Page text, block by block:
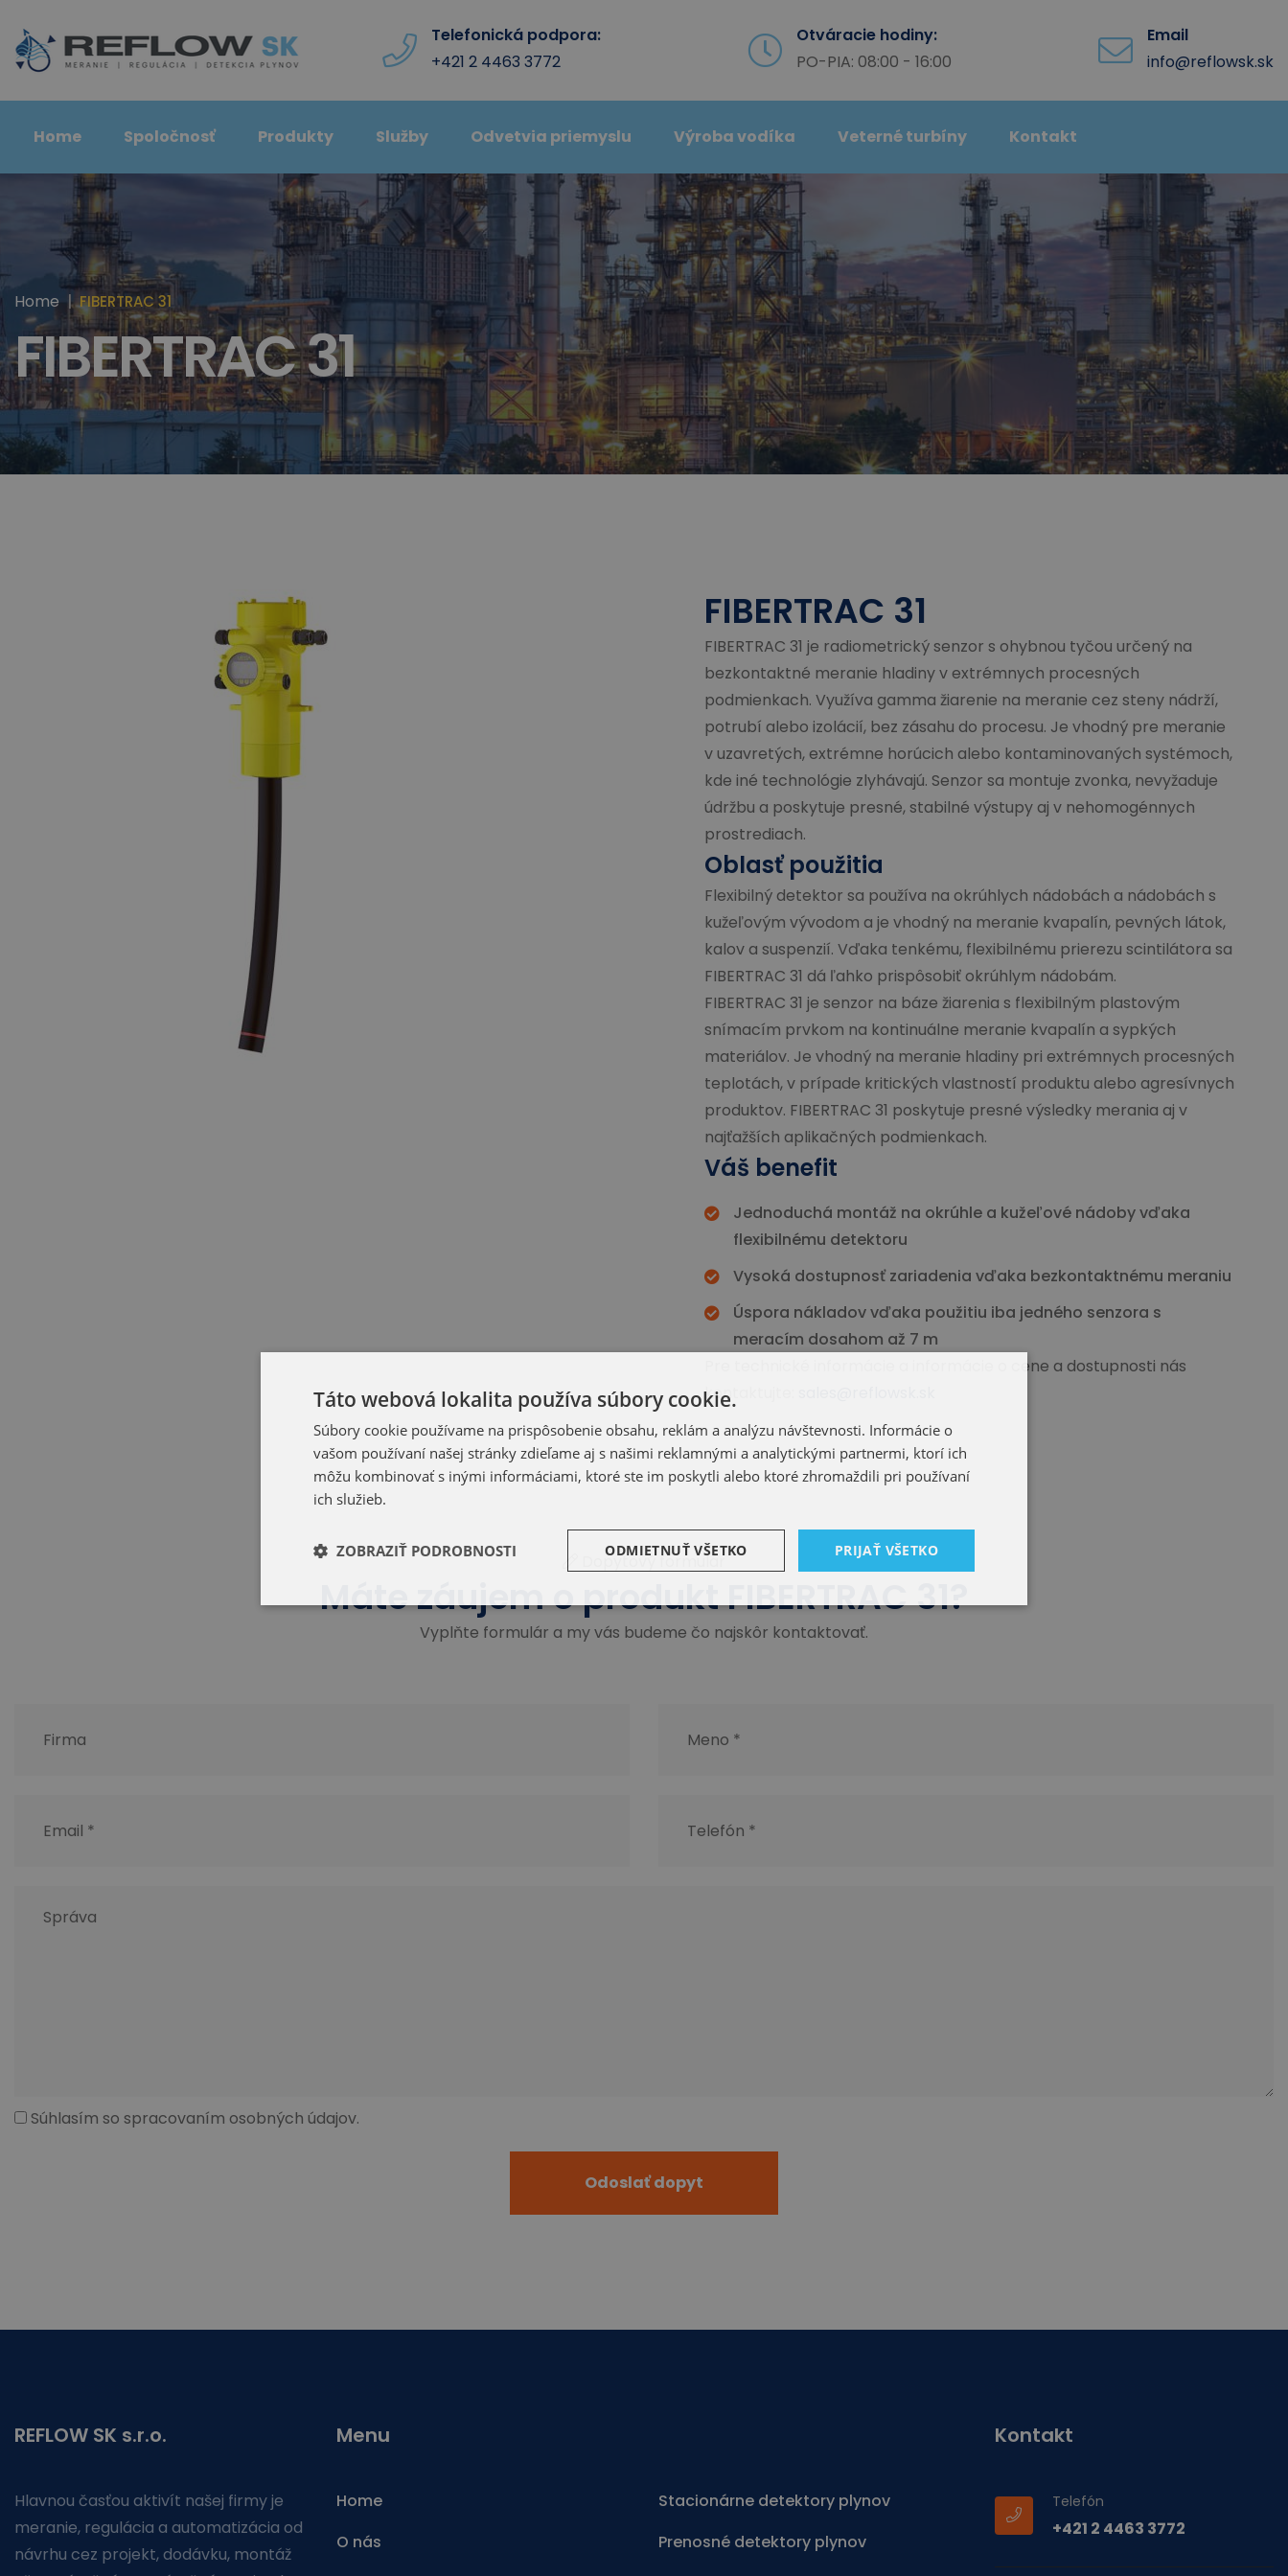
Telefonická podpora:
+421 2 4463 3772
Otváracie hodiny:
PO-PIA: 08:00 - 16:00
Email
info@reflowsk.sk
Home Spoločnosť Produkty Služby Odvetvia priemyslu Výroba vodíka Veterné turbíny Kontakt
Home FIBERTRAC 31
FIBERTRAC 31
FIBERTRAC 31
FIBERTRAC 31 je radiometrický senzor s ohybnou tyčou určený na
bezkontaktné meranie hladiny v extrémnych procesných
podmienkach. Využíva gamma žiarenie na meranie cez steny nádrží,
potrubí alebo izolácií, bez zásahu do procesu. Je vhodný pre meranie
v uzavretých, extrémne horúcich alebo kontaminovaných systémoch,
kde iné technológie zlyhávajú. Senzor sa montuje zvonka, nevyžaduje
údržbu a poskytuje presné, stabilné výstupy aj v nehomogénnych
prostrediach.
Oblasť použitia
Flexibilný detektor sa používa na okrúhlych nádobách a nádobách s
kužeľovým vývodom a je vhodný na meranie kvapalín, pevných látok,
kalov a suspenzií. Vďaka tenkému, flexibilnému prierezu scintilátora sa
FIBERTRAC 31 dá ľahko prispôsobiť okrúhlym nádobám.
FIBERTRAC 31 je senzor na báze žiarenia s flexibilným plastovým
snímacím prvkom na kontinuálne meranie kvapalín a sypkých
materiálov. Je vhodný na meranie hladiny pri extrémnych procesných
teplotách, v prípade kritických vlastností produktu alebo agresívnych
produktov. FIBERTRAC 31 poskytuje presné výsledky merania aj v
najťažších aplikačných podmienkach.
Váš benefit
Jednoduchá montáž na okrúhle a kužeľové nádoby vďaka
flexibilnému detektoru
Vysoká dostupnosť zariadenia vďaka bezkontaktnému meraniu
Úspora nákladov vďaka použitiu iba jedného senzora s
meracím dosahom až 7 m
Pre technické informácie a informácie o cene a dostupnosti nás
kontaktujte:
Dopytový formulár
Máte záujem o produkt FIBERTRAC 31?
Vyplňte formulár a my vás budeme čo najskôr kontaktovať.
Súhlasím so spracovaním osobných údajov.
REFLOW SK s.r.o.
Hlavnou časťou aktivít našej firmy je
meranie, regulácia a automatizácia od
návrhu cez projekt, dodávku, montáž
Menu
Home
O nás
Stacionárne detektory plynov
Prenosné detektory plynov
Kontakt
Telefón
+421 2 4463 3772
Táto webová lokalita používa súbory cookie.
Súbory cookie používame na prispôsobenie obsahu, reklám a analýzu návštevnosti. Informácie o
vašom používaní našej stránky zdieľame aj s našimi reklamnými a analytickými partnermi, ktorí ich
môžu kombinovať s inými informáciami, ktoré ste im poskytli alebo ktoré zhromaždili pri používaní
ich služieb.
PRIJAŤ VŠETKO
ODMIETNUŤ VŠETKO
ZOBRAZIŤ PODROBNOSTI